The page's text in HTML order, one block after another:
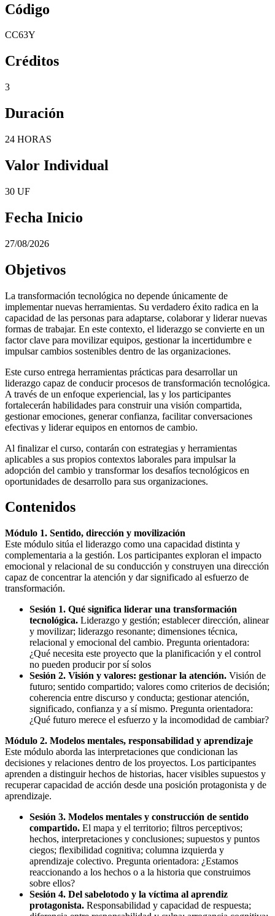
Código
CC63Y
Créditos
3
Duración
24 HORAS
Valor Individual
30 UF
Fecha Inicio
27/08/2026
Objetivos
La transformación tecnológica no depende únicamente de
implementar nuevas herramientas. Su verdadero éxito radica en la
capacidad de las personas para adaptarse, colaborar y liderar nuevas
formas de trabajar. En este contexto, el liderazgo se convierte en un
factor clave para movilizar equipos, gestionar la incertidumbre e
impulsar cambios sostenibles dentro de las organizaciones.
Este curso entrega herramientas prácticas para desarrollar un
liderazgo capaz de conducir procesos de transformación tecnológica.
A través de un enfoque experiencial, las y los participantes
fortalecerán habilidades para construir una visión compartida,
gestionar emociones, generar confianza, facilitar conversaciones
efectivas y liderar equipos en entornos de cambio.
Al finalizar el curso, contarán con estrategias y herramientas
aplicables a sus propios contextos laborales para impulsar la
adopción del cambio y transformar los desafíos tecnológicos en
oportunidades de desarrollo para sus organizaciones.
Contenidos
Módulo 1. Sentido, dirección y movilización
Este módulo sitúa el liderazgo como una capacidad distinta y
complementaria a la gestión. Los participantes exploran el impacto
emocional y relacional de su conducción y construyen una dirección
capaz de concentrar la atención y dar significado al esfuerzo de
transformación.
Sesión 1. Qué significa liderar una transformación
tecnológica. Liderazgo y gestión; establecer dirección, alinear
y movilizar; liderazgo resonante; dimensiones técnica,
relacional y emocional del cambio. Pregunta orientadora:
¿Qué necesita este proyecto que la planificación y el control
no pueden producir por sí solos
Sesión 2. Visión y valores: gestionar la atención. Visión de
futuro; sentido compartido; valores como criterios de decisión;
coherencia entre discurso y conducta; gestionar atención,
significado, confianza y a sí mismo. Pregunta orientadora:
¿Qué futuro merece el esfuerzo y la incomodidad de cambiar?
Módulo 2. Modelos mentales, responsabilidad y aprendizaje
Este módulo aborda las interpretaciones que condicionan las
decisiones y relaciones dentro de los proyectos. Los participantes
aprenden a distinguir hechos de historias, hacer visibles supuestos y
recuperar capacidad de acción desde una posición protagonista y de
aprendizaje.
Sesión 3. Modelos mentales y construcción de sentido
compartido. El mapa y el territorio; filtros perceptivos;
hechos, interpretaciones y conclusiones; supuestos y puntos
ciegos; flexibilidad cognitiva; columna izquierda y
aprendizaje colectivo. Pregunta orientadora: ¿Estamos
reaccionando a los hechos o a la historia que construimos
sobre ellos?
Sesión 4. Del sabelotodo y la víctima al aprendiz
protagonista. Responsabilidad y capacidad de respuesta;